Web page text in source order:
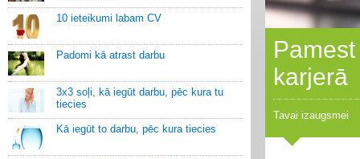
10 ieteikumi labam CV
Padomi kā atrast darbu
3x3 soļi, kā iegūt darbu, pēc kura tu
tiecies
Kā iegūt to darbu, pēc kura tiecies
karjerā
Tavai izaugsmei